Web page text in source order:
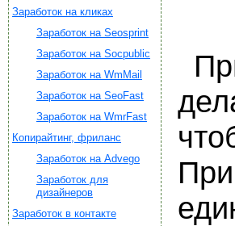
Заработок на кликах
Заработок на Seosprint
Заработок на Socpublic
Заработок на WmMail
Заработок на SeoFast
Заработок на WmrFast
Копирайтинг, фриланс
Заработок на Advego
Заработок для
дизайнеров
Заработок в контакте